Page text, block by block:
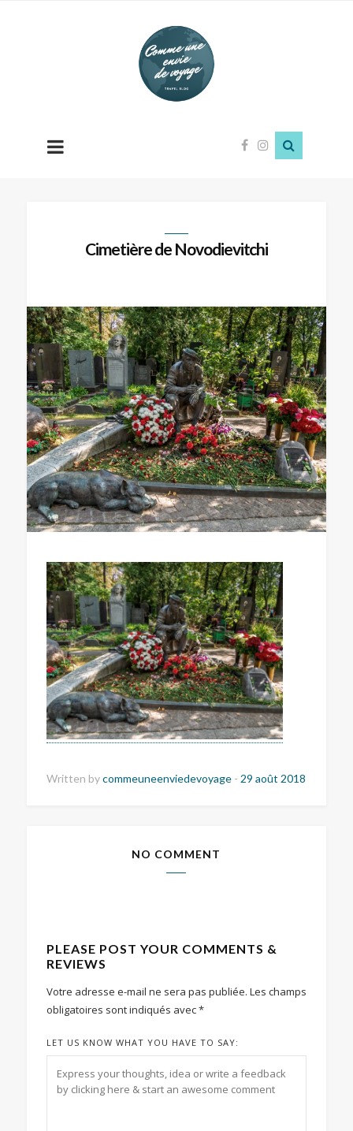
Comme
une
envie
de
Cimetière de Novodievitchi
Written bycommeuneenviedevoyage - 29 août 2018
NO COMMENT
PLEASE POST YOUR COMMENTS &
REVIEWS
Votre adresse e-mail ne sera pas publiée. Les champs
obligatoires sont indiqués avec*
LET US KNOW WHAT YOU HAVE TO SAY: